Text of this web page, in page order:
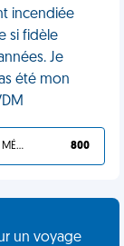
incendiée
si fidèle
Je
été mon
TU L'AS BIEN MÉRITÉ 800
un voyage